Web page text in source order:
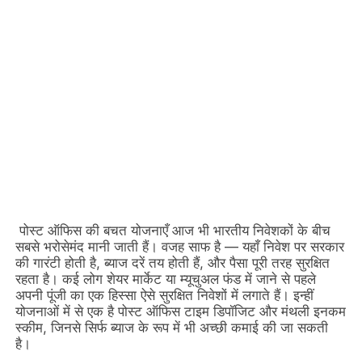
पोस्ट ऑफिस की बचत योजनाएँ आज भी भारतीय निवेशकों के बीच
सबसे भरोसेमंद मानी जाती हैं। वजह साफ है — यहाँ निवेश पर सरकार
की गारंटी होती है, ब्याज दरें तय होती हैं, और पैसा पूरी तरह सुरक्षित
रहता है। कई लोग शेयर मार्केट या म्यूचुअल फंड में जाने से पहले
अपनी पूंजी का एक हिस्सा ऐसे सुरक्षित निवेशों में लगाते हैं। इन्हीं
योजनाओं में से एक है पोस्ट ऑफिस टाइम डिपॉजिट और मंथली इनकम
स्कीम, जिनसे सिर्फ ब्याज के रूप में भी अच्छी कमाई की जा सकती
है।